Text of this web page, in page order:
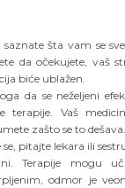
saznate šta vam se
da očekujete, vaš
biće ublažen.
da se neželjeni
terapije. Vaš
zašto se to
pitajte lekara ili
Terapije mogu
odmor je